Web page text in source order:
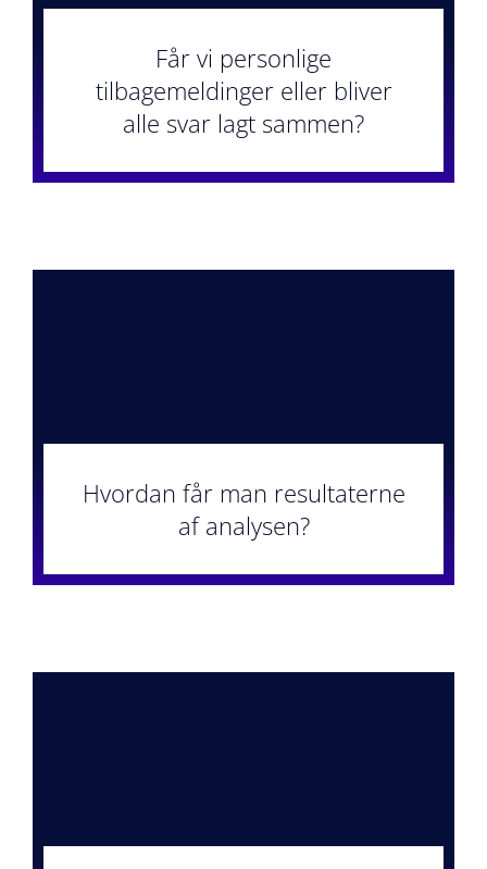
Får vi personlige
tilbagemeldinger eller bliver
alle svar lagt sammen?
Hvordan får man resultaterne
af analysen?